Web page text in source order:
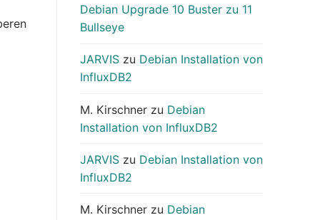
Debian Upgrade 10 Buster zu 11
Bullseye
JARVIS zu Debian Installation von
InfluxDB2
M. Kirschner zu Debian
Installation von InfluxDB2
JARVIS zu Debian Installation von
InfluxDB2
M. Kirschner zu Debian